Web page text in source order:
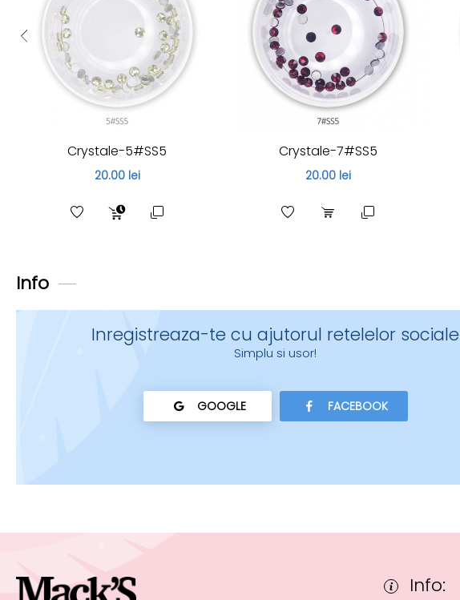
Crystale-5#SS5
20.00 lei
Crystale-7#SS5
20.00 lei
Info
Inregistreaza-te cu ajutorul retelelor sociale
Simplu si usor!
GOOGLE FACEBOOK
Info: